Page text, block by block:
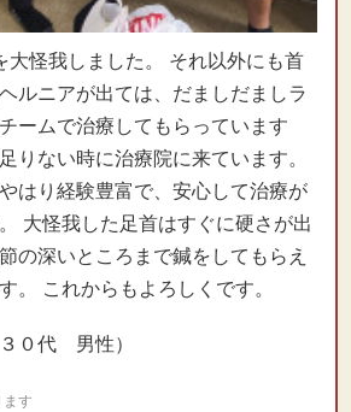
大怪我しました。 それ以外にも首
ルニアが出ては、だましだましラ
ームで治療してもらっています
りない時に治療院に来ています。
はり経験豊富で、安心して治療が
大怪我した足首はすぐに硬さが出
の深いところまで鍼をしてもらえ
。 これからもよろしくです。
０代 男性）
す